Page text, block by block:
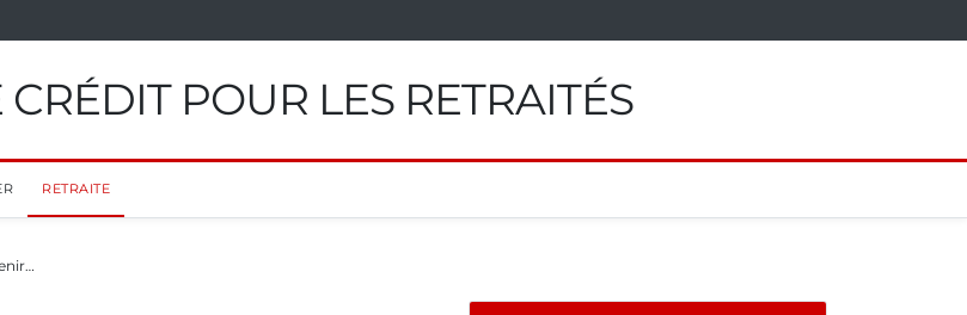
POUR LES RETRAITÉS
RETRAITE